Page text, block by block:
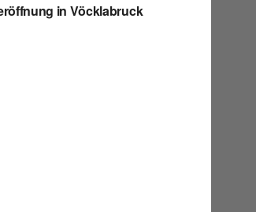
in Vöcklabruck